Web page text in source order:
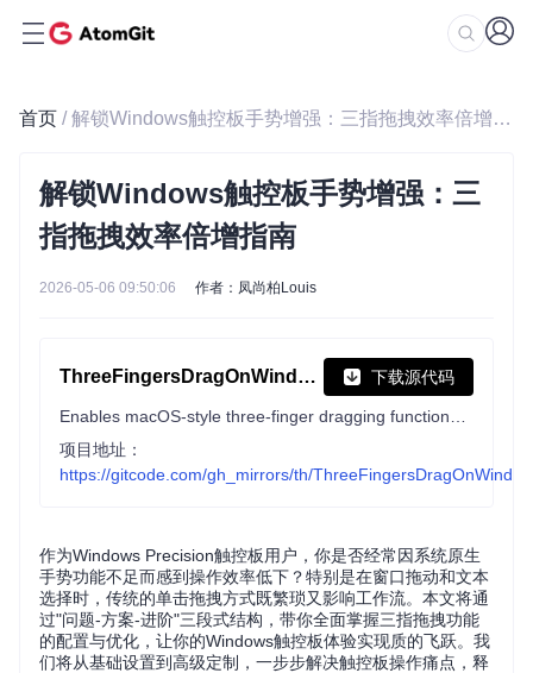
首页 / 解锁Windows触控板手势增强：三指拖拽效率倍增指南
解锁Windows触控板手势增强：三
指拖拽效率倍增指南
2026-05-06 09:50:06 作者：凤尚柏Louis
ThreeFingersDragOnWindows 下载源代码
项目地址：
https://gitcode.com/gh_mirrors/th/
作为Windows Precision触控板用户，你是否经常因系统原生
手势功能不足而感到操作效率低下？特别是在窗口拖动和文本
选择时，传统的单击拖拽方式既繁琐又影响工作流。本文将通
过"问题-方案-进阶"三段式结构，带你全面掌握三指拖拽功能
的配置与优化，让你的Windows触控板体验实现质的飞跃。我
们将从基础设置到高级定制，一步步解决触控板操作痛点，释